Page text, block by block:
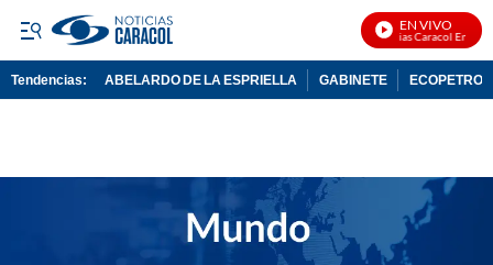
EN VIVO
Noticias Caracol En Vivo
Tendencias: ABELARDO DE LA ESPRIELLA GABINETE ECOPETROL